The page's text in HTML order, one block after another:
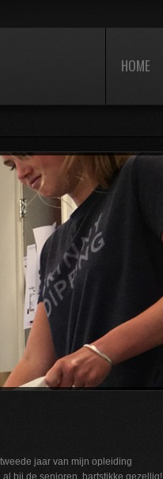
HOME
jaar van mijn opleiding
al bij de senioren, hartstikke gezellig!